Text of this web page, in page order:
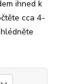
ihned k
cca 4-